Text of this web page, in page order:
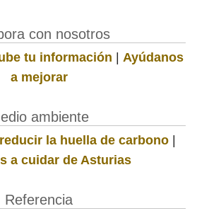
con nosotros
tu información | Ayúdanos
a mejorar
ambiente
la huella de carbono|
a cuidar de Asturias
Referencia